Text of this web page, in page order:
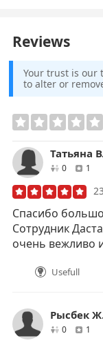
Reviews
Your trust is our
to alter or
Татьяна
0друзей1
Спасибо
Сотрудник
очень вежливо
Usefull
Рысбек
0друзей1